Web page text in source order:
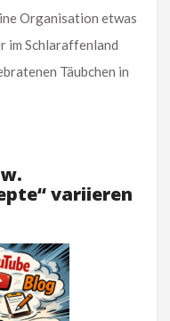
Organisation etwas
im Schlaraffenland
Täubchen in
variieren